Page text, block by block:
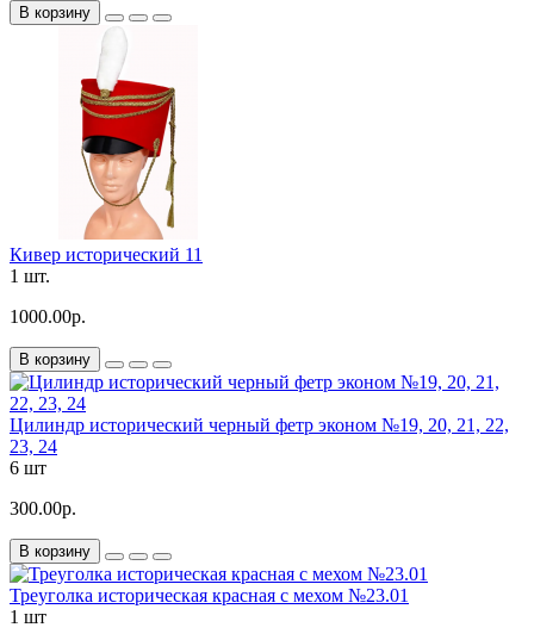
В корзину
Кивер исторический 11
1 шт.
1000.00р.
В корзину
Цилиндр исторический черный фетр эконом №19, 20, 21, 22,
23, 24
6 шт
300.00р.
В корзину
Треуголка историческая красная с мехом №23.01
1 шт